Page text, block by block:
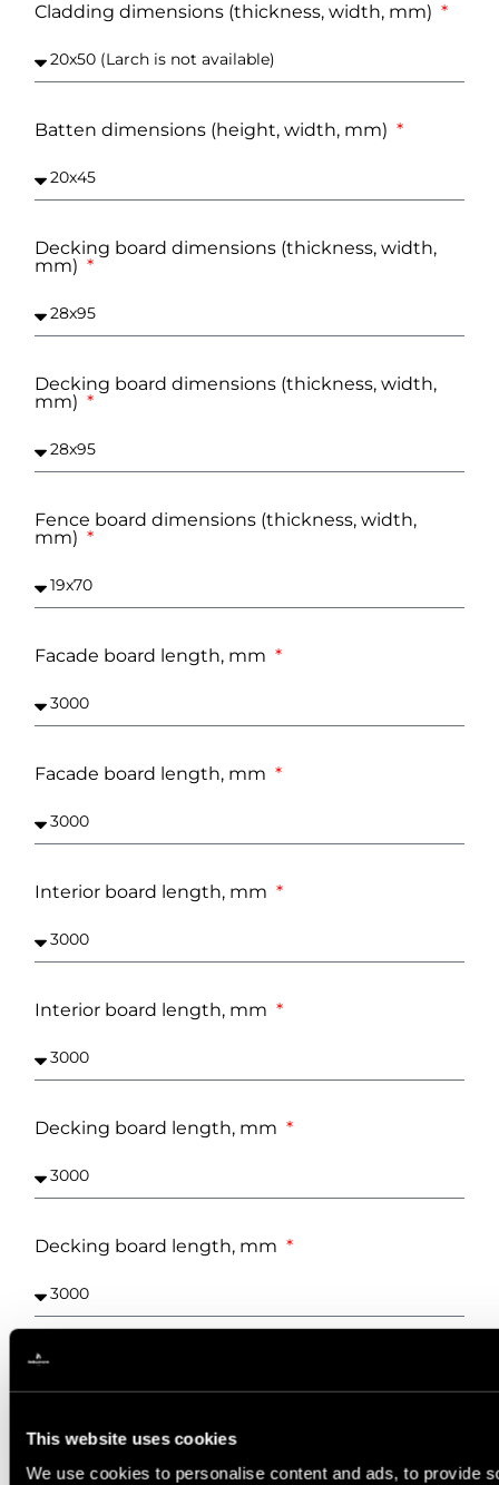
This website uses cookies
We use cookies to personalise content and ads, to provide
Cladding dimensions (thickness, width, mm)
Batten dimensions (height, width, mm)
Decking board dimensions (thickness, width,
mm)
Decking board dimensions (thickness, width,
mm)
Fence board dimensions (thickness, width,
mm)
Facade board length, mm
Facade board length, mm
Interior board length, mm
Interior board length, mm
Decking board length, mm
Decking board length, mm
Preferred fence board length, mm